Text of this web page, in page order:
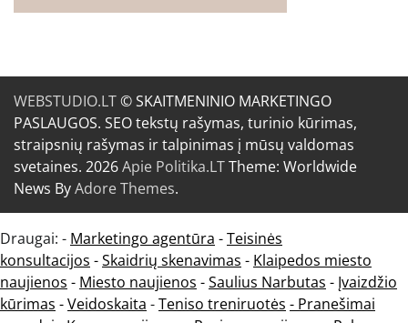
WEBSTUDIO.LT© SKAITMENINIO MARKETINGO
PASLAUGOS. SEO tekstų rašymas, turinio kūrimas,
straipsnių rašymas ir talpinimas į mūsų valdomas
svetaines. 2026Apie Politika.LTTheme: Worldwide
News ByAdore Themes.
Draugai: - Marketingo agentūra -Teisinės
konsultacijos -Skaidrių skenavimas - Klaipedos miesto
naujienos - Miesto naujienos -Saulius Narbutas - Įvaizdžio
kūrimas -Veidoskaita -Teniso treniruotės - Pranešimai